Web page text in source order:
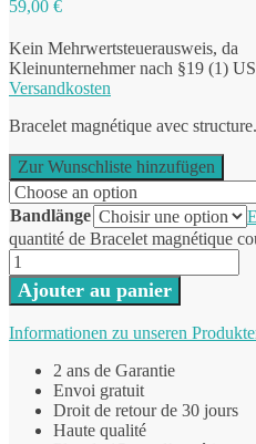
59,00 €
Kein Mehrwertsteuerausweis, da
Kleinunternehmer nach §19 (1)
Versandkosten
Bracelet magnétique avec structure.
Zur Wunschliste hinzufügen
Bandlänge
quantité de Bracelet magnétique
Ajouter au panier
Informationen zu unseren
2 ans de Garantie
Envoi gratuit
Droit de retour de 30 jours
Haute qualité